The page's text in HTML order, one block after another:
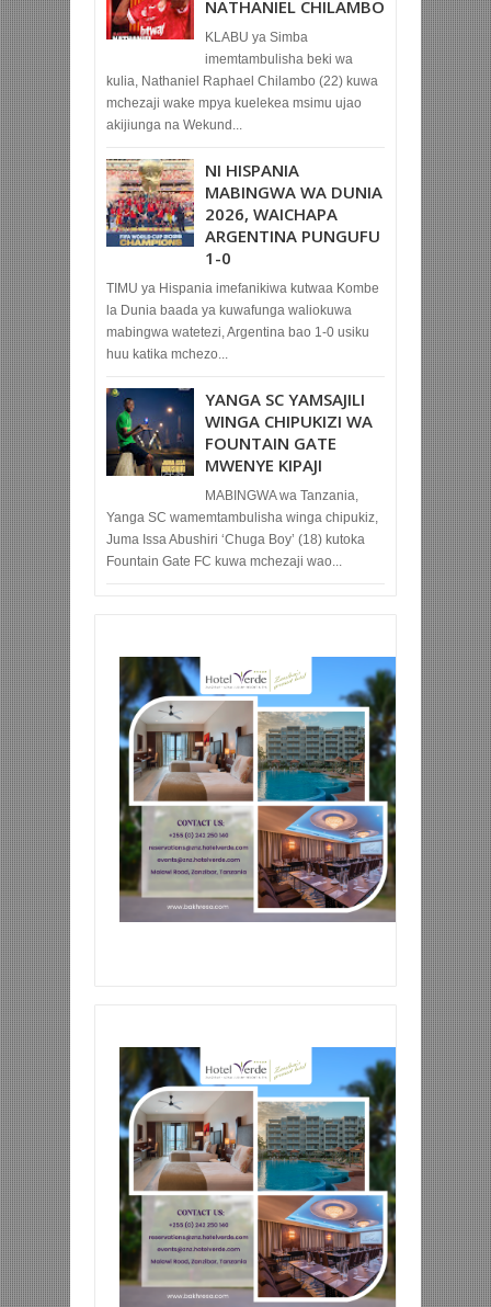
NATHANIEL CHILAMBO
KLABU ya Simba
imemtambulisha beki wa
kulia, Nathaniel Raphael Chilambo (22) kuwa
mchezaji wake mpya kuelekea msimu ujao
akijiunga na Wekund...
NI HISPANIA
MABINGWA WA DUNIA
2026, WAICHAPA
ARGENTINA PUNGUFU
1-0
TIMU ya Hispania imefanikiwa kutwaa Kombe
la Dunia baada ya kuwafunga waliokuwa
mabingwa watetezi, Argentina bao 1-0 usiku
huu katika mchezo...
YANGA SC YAMSAJILI
WINGA CHIPUKIZI WA
FOUNTAIN GATE
MWENYE KIPAJI
MABINGWA wa Tanzania,
Yanga SC wamemtambulisha winga chipukiz,
Juma Issa Abushiri ‘Chuga Boy’ (18) kutoka
Fountain Gate FC kuwa mchezaji wao...